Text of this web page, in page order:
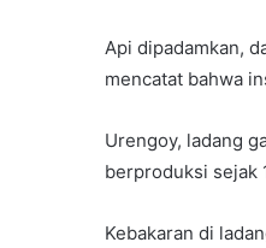
Api dipadamkan,
mencatat bahwa
Urengoy, ladang
berproduksi sejak
Kebakaran di